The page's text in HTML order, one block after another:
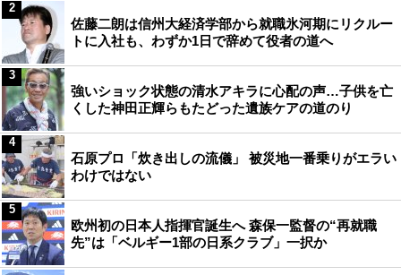
佐藤二朗は信州大経済学部から就職氷河期にリクルー
トに入社も、わずか1日で辞めて役者の道へ
2
強いショック状態の清水アキラに心配の声…子供を亡
くした神田正輝らもたどった遺族ケアの道のり
3
石原プロ「炊き出しの流儀」 被災地一番乗りがエラい
わけではない
4
欧州初の日本人指揮官誕生へ 森保一監督の“再就職
先”は「ベルギー1部の日系クラブ」一択か
5